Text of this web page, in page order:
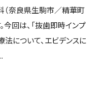
（奈良県生駒市／精華町
今回は、「抜歯即時インプ
法について、エビデンスに